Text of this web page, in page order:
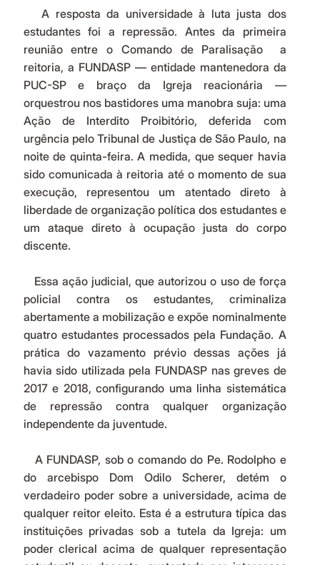
   A resposta da universidade à luta justa dos
estudantes foi a repressão. Antes da primeira
reunião entre o Comando de Paralisação  a
reitoria, a FUNDASP — entidade mantenedora da
PUC-SP e braço da Igreja reacionária —
orquestrou nos bastidores uma manobra suja: uma
Ação de Interdito Proibitório, deferida com
urgência pelo Tribunal de Justiça de São Paulo, na
noite de quinta-feira. A medida, que sequer havia
sido comunicada à reitoria até o momento de sua
execução, representou um atentado direto à
liberdade de organização política dos estudantes e
um ataque direto à ocupação justa do corpo
discente.
policial contra os estudantes, criminaliza
abertamente a mobilização e expõe nominalmente
quatro estudantes processados pela Fundação. A
prática do vazamento prévio dessas ações já
havia sido utilizada pela FUNDASP nas greves de
2017 e 2018, configurando uma linha sistemática
de repressão contra qualquer organização
independente da juventude.
   A FUNDASP, sob o comando do Pe. Rodolpho e
do arcebispo Dom Odilo Scherer, detém o
verdadeiro poder sobre a universidade, acima de
qualquer reitor eleito. Esta é a estrutura típica das
instituições privadas sob a tutela da Igreja: um
poder clerical acima de qualquer representação